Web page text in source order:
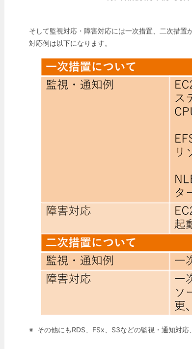
そして監視対応・障害対応には一次措置、二次措置
対応例は以下になります。
その他にもRDS、FSx、S3などの監視・通知対応